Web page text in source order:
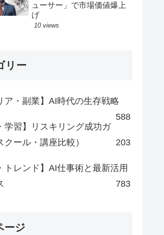
ューサー」で市場価値爆上
げ
10 views
リー
ア・副業】AI時代の生存戦略
588
学習】リスキリング成功ガ
クール・講座比較）
203
トレンド】AI仕事術と最新活用
783
ージ